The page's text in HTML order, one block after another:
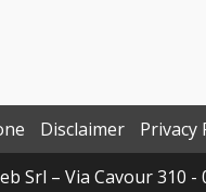
Disclaimer
Privacy
– Via Cavour 310 -